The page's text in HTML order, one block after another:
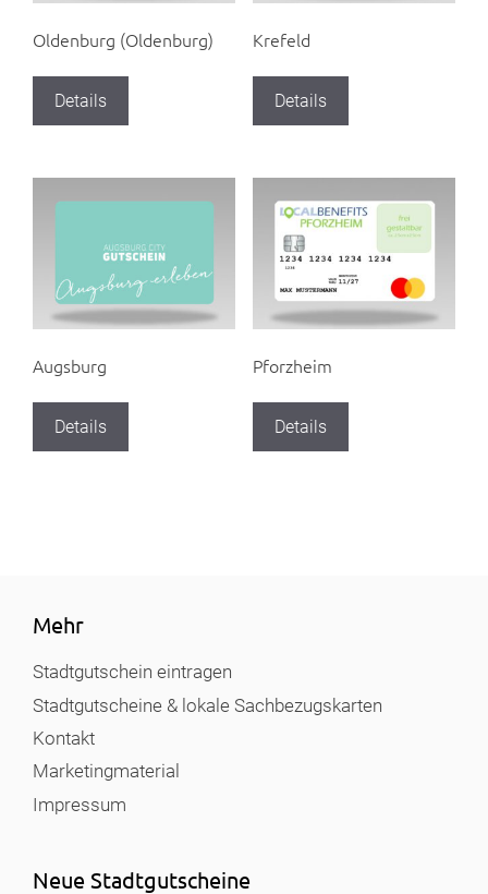
Oldenburg (Oldenburg)
Details
Krefeld
Details
Augsburg
Details
Pforzheim
Details
Mehr
Stadtgutschein eintragen
Stadtgutscheine & lokale Sachbezugskarten
Kontakt
Marketingmaterial
Impressum
Neue Stadtgutscheine